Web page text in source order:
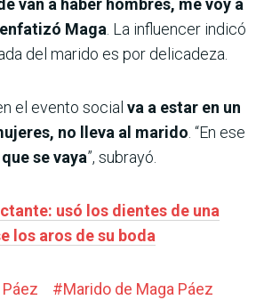
van a haber hombres, me voy a
Maga. La influencer indicó
del marido es por delicadeza.
el evento social va a estar en un
no lleva al marido. “En ese
se vaya”, subrayó.
usó los dientes de una
los aros de su boda
#Marido de Maga Páez